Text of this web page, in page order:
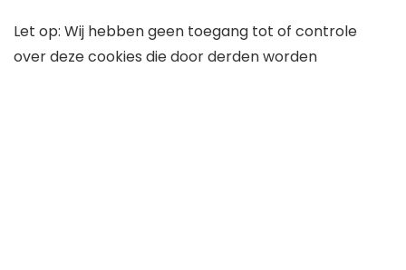
Let op: Wij hebben geen toegang tot of controle
over deze cookies die door derden worden